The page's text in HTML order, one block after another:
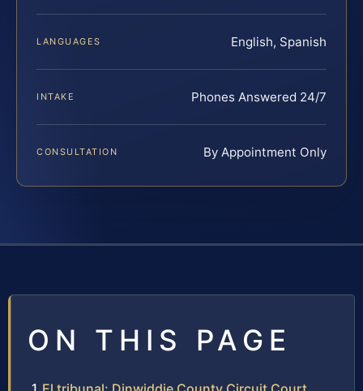
LANGUAGES English, Spanish
INTAKE Phones Answered 24/7
CONSULTATION By Appointment Only
ON THIS PAGE